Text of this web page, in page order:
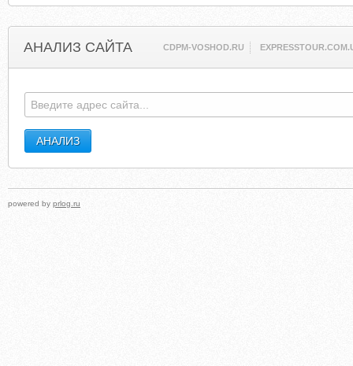
АНАЛИЗ САЙТА CDPM-VOSHOD.RU
powered by prlog.ru